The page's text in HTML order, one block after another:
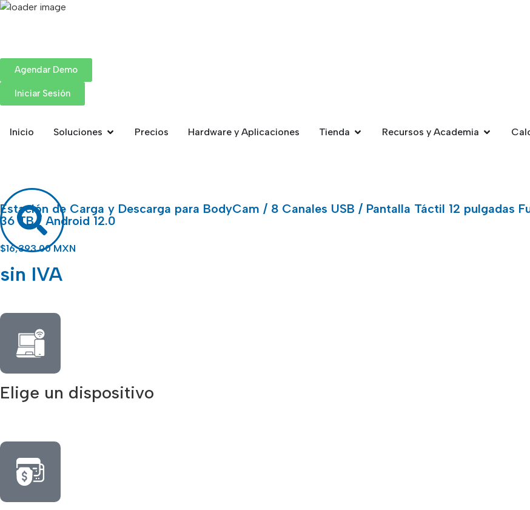
Agendar Demo
Iniciar Sesión
Inicio Soluciones Precios Hardware y Aplicaciones Tienda Recursos y Academia
Estación de Carga y Descarga para BodyCam / 8 Canales USB / Pantalla Táctil 12 pulgadas
36 TB / Android 12.0
$16,393.00 MXN
sin IVA
Elige un dispositivo